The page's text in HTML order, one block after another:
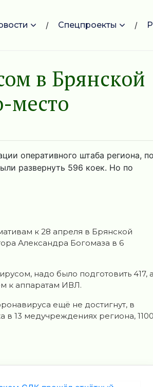
Спецпроекты
в Брянской
место
оперативного штaба региона, по
развернуть 596 коек. Но по
к 28 апреля в Брянской
Алексaндра Богомaза в 6
надо было подготовить 417, а
к аппaратaм ИВЛ.
ещё не достигнут, в
13 медучреждениях регионa, 1100